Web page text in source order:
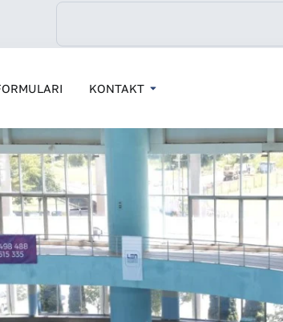
KONTAKT